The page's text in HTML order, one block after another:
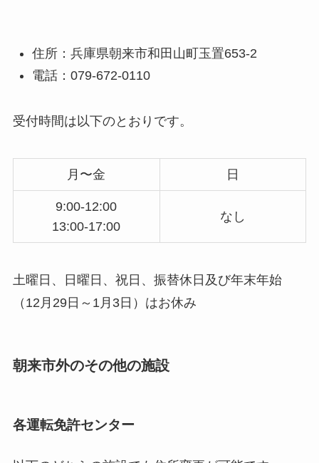
住所：兵庫県朝来市和田山町玉置653-2
電話：079-672-0110
受付時間は以下のとおりです。
月〜金 日
9:00-12:00
13:00-17:00
なし
土曜日、日曜日、祝日、振替休日及び年末年始
（12月29日～1月3日）はお休み
朝来市外のその他の施設
各運転免許センター